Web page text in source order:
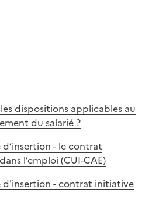
dispositions applicables au
du salarié ?
- le contrat
l’emploi (CUI-CAE)
d'insertion - contrat initiative